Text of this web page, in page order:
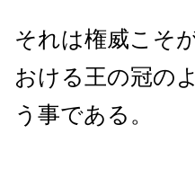
それは権威こそ
おける王の冠の
う事である。